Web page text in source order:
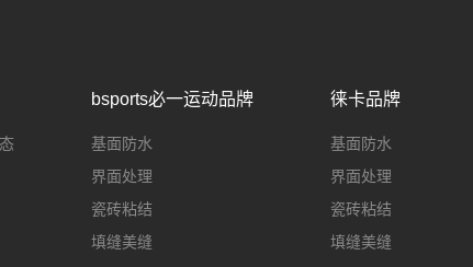
bsports必一运动品牌
基面防水
界面处理
瓷砖粘结
填缝美缝
徕卡品牌
基面防水
界面处理
瓷砖粘结
填缝美缝